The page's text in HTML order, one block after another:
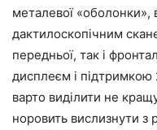
металевої
дактилоскопічним
передньої, так і
дисплеєм і підтримкою
варто виділити не
норовить вислизнути з